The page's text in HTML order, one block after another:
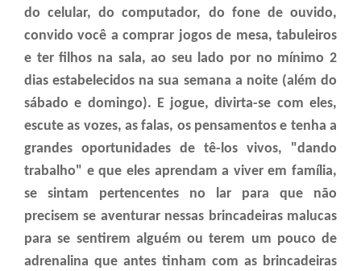
do celular, do computador, do fone de ouvido,
convido você a comprar jogos de mesa, tabuleiros
e ter filhos na sala, ao seu lado por no mínimo 2
dias estabelecidos na sua semana a noite (além do
sábado e domingo). E jogue, divirta-se com eles,
escute as vozes, as falas, os pensamentos e tenha a
grandes oportunidades de tê-los vivos, "dando
trabalho" e que eles aprendam a viver em família,
se sintam pertencentes no lar para que não
precisem se aventurar nessas brincadeiras malucas
para se sentirem alguém ou terem um pouco de
adrenalina que antes tinham com as brincadeiras